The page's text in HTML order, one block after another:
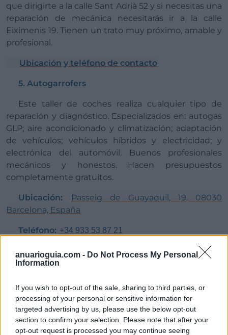
anuarioguia.com - Do Not Process My Personal
Information
If you wish to opt-out of the sale, sharing to third parties, or
processing of your personal or sensitive information for
targeted advertising by us, please use the below opt-out
section to confirm your selection. Please note that after your
opt-out request is processed you may continue seeing
que dirigirte a la calle Sant Adrià 52 y si necesitas una
reparación de mecánica necesitarás ir a la calle
Eiximenis 19. Tienen un trato muy próximo, amable y
profesional.
Ubicación y teléfono de contacto
5. Autogarrofers
Este taller de coches realiza cualquier tipo de
reparación y diagnóstico. Especializados en: autogas
GLP; aire acondicionado y climatización; adaptación
de vehículos; vehículos híbridos y electricidad; y
electrónica del automóvil. Buenos profesionales
mecánicos y honestos. Hacen presupuestos
completamente gratuitos.
Ubicación:
Passeig de Guayaquil, 19, 08030
Barcelona, España
Teléfono: +34 933 53 87 21